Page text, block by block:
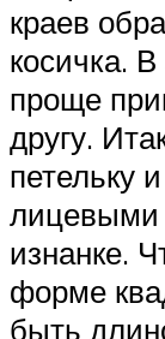
краев
косичка.
проще
другу.
петельку
лицевыми
изнанке.
форме
быть